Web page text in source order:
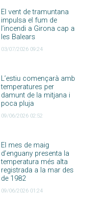
El vent de tramuntana
impulsa el fum de
l’incendi a Girona cap a
les Balears
03/07/2026 09:24
L’estiu començarà amb
temperatures per
damunt de la mitjana i
poca pluja
09/06/2026 02:52
El mes de maig
d’enguany presenta la
temperatura més alta
registrada a la mar des
de 1982
09/06/2026 01:24